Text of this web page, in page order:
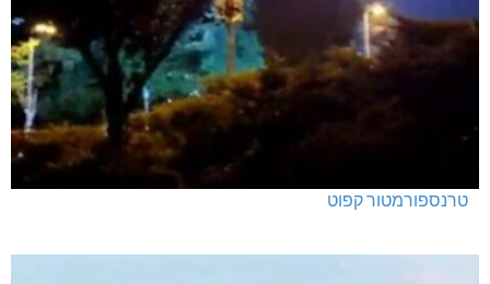
טרנספורמטור קפוט